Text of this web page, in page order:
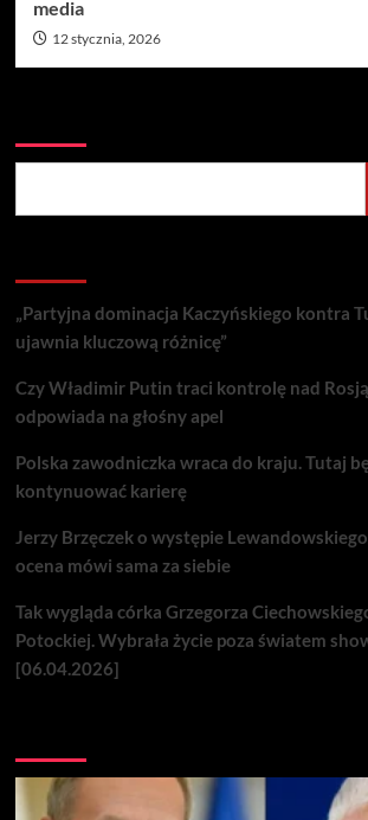
media
12 stycznia, 2026
„Partyjna dominacja Kaczyńskiego kontra
ujawnia kluczową różnicę”
Czy Władimir Putin traci kontrolę nad
odpowiada na głośny apel
Polska zawodniczka wraca do kraju. Tutaj
kontynuować karierę
Jerzy Brzęczek o występie
ocena mówi sama za siebie
Tak wygląda córka Grzegorza
Potockiej. Wybrała życie poza światem
[06.04.2026]